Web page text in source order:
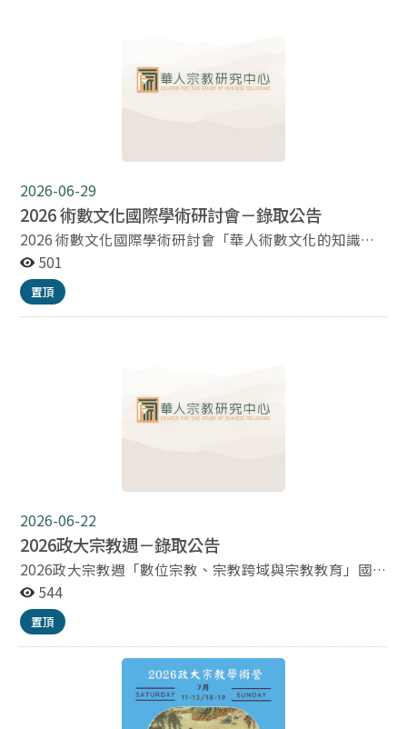
像轉化、神聖空間的敘事建構、地方信仰與文化記憶的保
存，以及影像作為療癒、教育與靈性召喚的媒介。相關研
術研討會」，期待深化宗教電影研究與影像實踐的對話，
建立宗教電影跨域研究平台。研討會採公開徵稿形式，建
議探討（但不限於）以下議題： 1. 理論與方法：宗教電影
之宗教學、人類學與影像研究方法；聖與俗之神聖符號、
空間與影像再現；儀式、神話與敘事結構；閾限與轉化經
驗；觀看經驗是否是一種「現代儀式」。 2. 影像語言與美
學： 宗教主題與蒙太奇、鏡頭語言；光影、色彩、聲音與
理；拍攝儀式與神聖空間的規範與敏感度；宗教團體合作
宗教敘事；AI 影像與宗教倫理；數位典藏、影像保存與再
治大學舉行。會議形式包含專題演講、論文發表、創作者
論壇與影像放映及座談會等。歡迎各界學術賢達、導演、
影像創作者與獨立研究者踴躍投稿。來稿請提供：論文題
目、摘要（300-500字）、關鍵詞及個人簡歷，繳交期限
為7 月 20日，7月 27 日公布錄取結果，10月 27日前提交
全文。來稿中、英文不拘，英文稿件請附中文題目摘要，
中文稿件請附英文題目摘要。發表語言以中文為主。投稿
摘要不限格式；正式論文格式請參附件。投稿與會務諮詢
請洽：政治大學華人宗教研究中心
cscrnccu@gmail.com。主旨請註明：【投稿：第一屆宗
2026-06-29
2026 術數文化國際學術研討會－錄取公告
2026 術數文化國際學術研討會「華人術數文化的知識體
系、意義與實踐」｜投稿錄取名單公告 感謝各界學者先
進踴躍投稿「2026術數文化國際學術研討會」。 經審查
作業後，錄取名單已完成確認，謹公告本次研討會投稿錄
取名單如下。 *錄取名單請見附件* 後續會議相關資訊與
學華人宗教研究中心 中華易經天書三式協會 敬
501
置頂
2026-06-22
2026政大宗教週－錄取公告
2026政大宗教週「數位宗教、宗教跨域與宗教教育」國
際學術研討會｜投稿錄取名單公告 感謝各位踴躍投稿本
次論壇，經審查委員審慎評選，錄取名單已正式公布。 *
錄取名單請見附件* 後續發表相關資訊將另行通知，敬請
留意信件與公告。 再次感謝各位的參與及支持，期待於論
壇中聆聽精彩的研究成果。 主辦單位 國立政治大學華人
544
置頂